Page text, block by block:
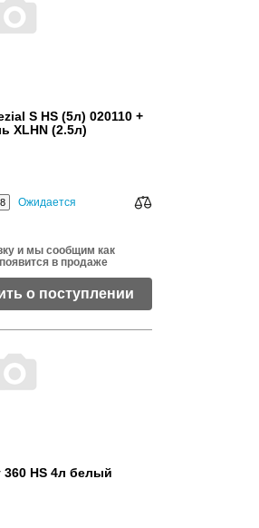
S HS (5л) 020110 +
XLHN (2.5л)
Ожидается
и мы сообщим как
в продаже
о поступлении
360 HS 4л белый